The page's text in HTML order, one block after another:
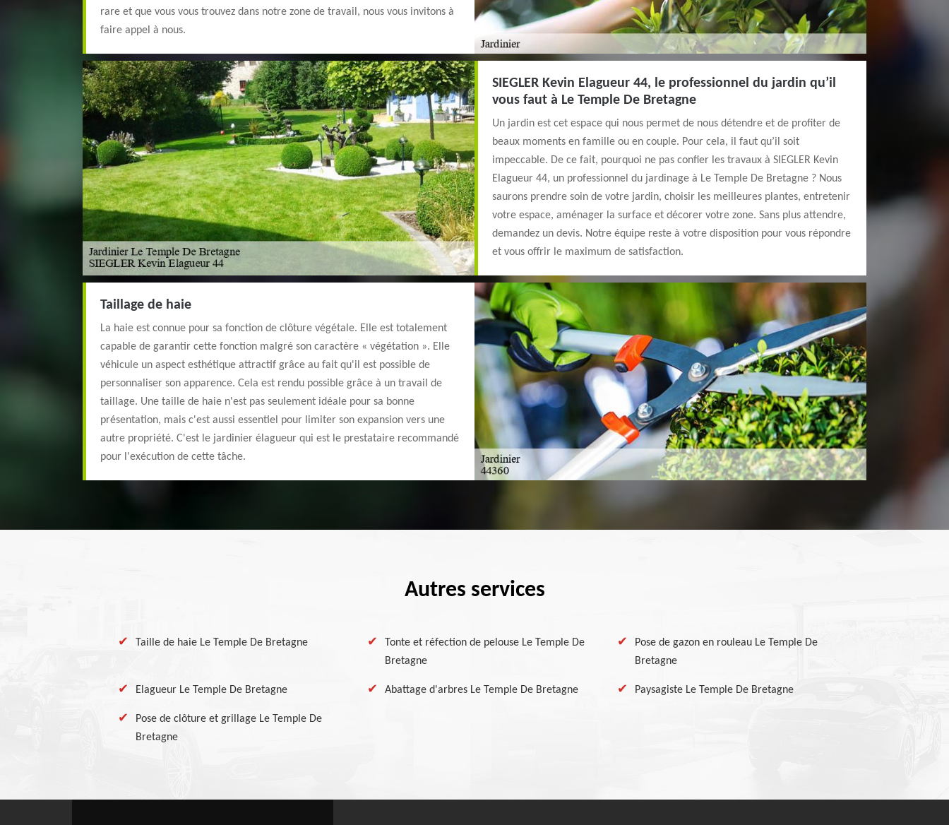
rare et que vous vous trouvez dans notre zone de travail, nous vous invitons à
faire appel à nous.
SIEGLER Kevin Elagueur 44, le professionnel du jardin qu’il
vous faut à Le Temple De Bretagne
Un jardin est cet espace qui nous permet de nous détendre et de profiter de
beaux moments en famille ou en couple. Pour cela, il faut qu’il soit
impeccable. De ce fait, pourquoi ne pas confier les travaux à SIEGLER Kevin
Elagueur 44, un professionnel du jardinage à Le Temple De Bretagne ? Nous
saurons prendre soin de votre jardin, choisir les meilleures plantes, entretenir
votre espace, aménager la surface et décorer votre zone. Sans plus attendre,
demandez un devis. Notre équipe reste à votre disposition pour vous répondre
et vous offrir le maximum de satisfaction.
Taillage de haie
La haie est connue pour sa fonction de clôture végétale. Elle est totalement
capable de garantir cette fonction malgré son caractère « végétation ». Elle
véhicule un aspect esthétique attractif grâce au fait qu'il est possible de
personnaliser son apparence. Cela est rendu possible grâce à un travail de
taillage. Une taille de haie n'est pas seulement idéale pour sa bonne
présentation, mais c'est aussi essentiel pour limiter son expansion vers une
autre propriété. C'est le jardinier élagueur qui est le prestataire recommandé
pour l'exécution de cette tâche.
Autres services
Taille de haie Le Temple De Bretagne
Tonte et réfection de pelouse Le Temple De
Bretagne
Pose de gazon en rouleau Le Temple De
Bretagne
Elagueur Le Temple De Bretagne Abattage d'arbres Le Temple De Bretagne Paysagiste Le Temple De Bretagne
Pose de clôture et grillage Le Temple De
Bretagne